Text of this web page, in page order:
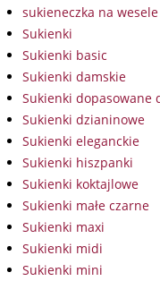
sukieneczka na wesele
Sukienki
Sukienki basic
Sukienki damskie
Sukienki dopasowane
Sukienki dzianinowe
Sukienki eleganckie
Sukienki hiszpanki
Sukienki koktajlowe
Sukienki małe czarne
Sukienki maxi
Sukienki midi
Sukienki mini